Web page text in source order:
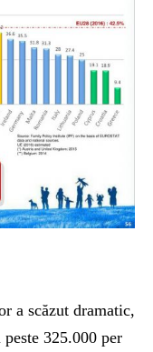
a scăzut dramatic,
325.000 per